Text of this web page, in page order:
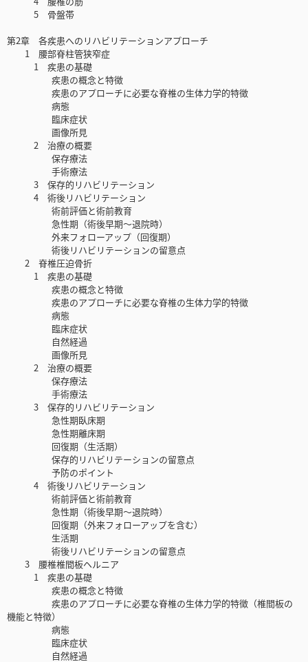
5 骨盤帯
第2章 各疾患へのリハビリテーションアプローチ
1 腰部脊柱管狭窄症
1 疾患の基礎
疾患の概念と特徴
疾患のアプローチに必要な脊椎の生体力学的特徴
病態
臨床症状
画像所見
2 治療の概要
保存療法
手術療法
3 保存的リハビリテーション
4 術後リハビリテーション
術前評価と術前教育
急性期（術後早期～退院時）
外来フォローアップ（回復期）
術後リハビリテーションの留意点
2 脊椎圧迫骨折
1 疾患の基礎
疾患の概念と特徴
疾患のアプローチに必要な脊椎の生体力学的特徴
病態
臨床症状
自然経過
画像所見
2 治療の概要
保存療法
手術療法
3 保存的リハビリテーション
急性期臥床期
急性期離床期
回復期（生活期）
保存的リハビリテーションの留意点
予防のポイント
4 術後リハビリテーション
術前評価と術前教育
急性期（術後早期～退院時）
回復期（外来フォローアップを含む）
生活期
術後リハビリテーションの留意点
3 腰椎椎間板ヘルニア
1 疾患の基礎
疾患の概念と特徴
疾患のアプローチに必要な脊椎の生体力学的特徴（椎間板の
機能と特徴）
病態
臨床症状
自然経過